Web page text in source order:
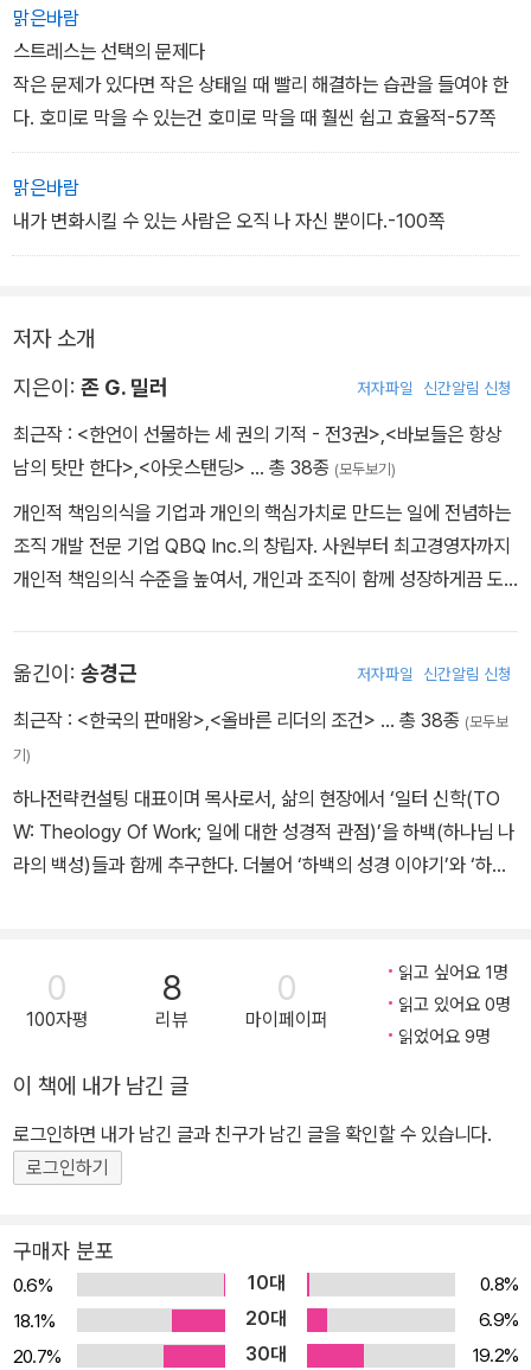
맑은바람
스트레스는 선택의 문제다
작은 문제가 있다면 작은 상태일 때 빨리 해결하는 습관을 들여야 한
다. 호미로 막을 수 있는건 호미로 막을 때 훨씬 쉽고 효율적-57쪽
맑은바람
내가 변화시킬 수 있는 사람은 오직 나 자신 뿐이다.-100쪽
저자 소개
지은이: 존 G. 밀러 저자파일 신간알림 신청
최근작 : <한언이 선물하는 세 권의 기적 - 전3권>,<바보들은 항상
남의 탓만 한다>,<아웃스탠딩> … 총 38종 (모두보기)
개인적 책임의식을 기업과 개인의 핵심가치로 만드는 일에 전념하는
조직 개발 전문 기업 QBQ Inc.의 창립자. 사원부터 최고경영자까지
개인적 책임의식 수준을 높여서, 개인과 조직이 함께 성장하게끔 도
비롯해 〈포춘〉지 선정 500대 그룹 상당수는 물론 연방준비은행, 미
국 국방부 및 각종 공공기관과 단체 등이 그의 고객이다. 코넬 대학을
졸업하였으며, 《스위치를 올려라 Flipping the Switch》의 저자이기
옮긴이: 송경근 저자파일 신간알림 신청
최근작 : <한국의 판매왕>,<올바른 리더의 조건> … 총 38종 (모두보
기)
하나전략컨설팅 대표이며 목사로서, 삶의 현장에서 ‘일터 신학(TO
W: Theology Of Work; 일에 대한 성경적 관점)’을 하백(하나님 나
라의 백성)들과 함께 추구한다. 더불어 ‘하백의 성경 이야기’와 ‘하백
0
100자평
8
리뷰
0
마이페이퍼
읽고 싶어요 1명
읽고 있어요 0명
읽었어요 9명
이 책에 내가 남긴 글
로그인하면 내가 남긴 글과 친구가 남긴 글을 확인할 수 있습니다.
로그인하기
구매자 분포
0.6% 10대
0.8%
18.1%
20대
6.9%
20.7%
30대
19.2%